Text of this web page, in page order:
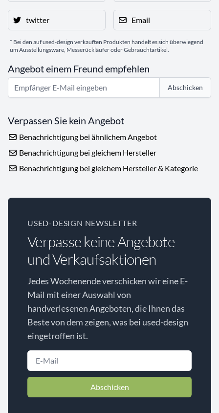
twitter Email
* Bei den auf used-design verkauften Produkten handelt es sich überwiegend
um Ausstellungsware, Messerückläufer oder Gebrauchtartikel.
Angebot einem Freund empfehlen
Abschicken
Verpassen Sie kein Angebot
Benachrichtigung bei ähnlichem Angebot
Benachrichtigung bei gleichem Hersteller
Benachrichtigung bei gleichem Hersteller & Kategorie
USED-DESIGN NEWSLETTER
Verpasse keine Angebote
und Verkaufsaktionen
Jedes Wochenende verschicken wir eine E-
Mail mit einer Auswahl von
handverlesenen Angeboten, die Ihnen das
Beste von dem zeigen, was bei used-design
eingetroffen ist.
Abschicken